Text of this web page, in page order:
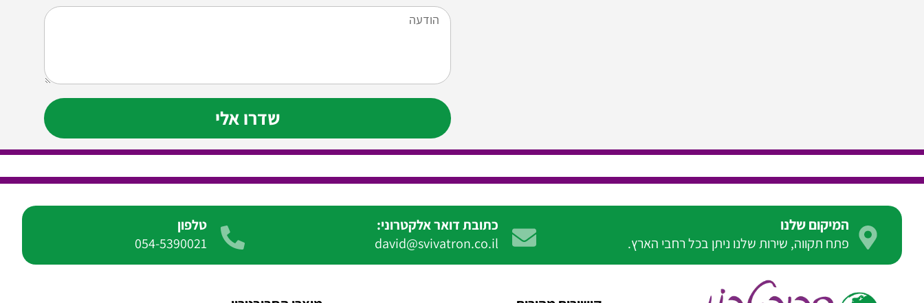
שדרו אלי
המיקום שלנו
פתח תקווה, שירות שלנו ניתן בכל רחבי הארץ.
כתובת דואר אלקטרוני:
david@svivatron.co.il
טלפון
054-5390021